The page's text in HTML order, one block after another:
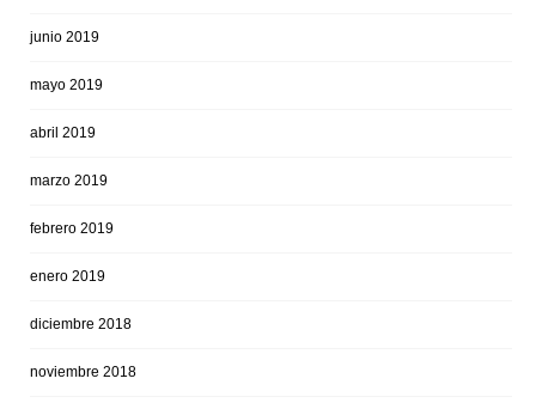
junio 2019
mayo 2019
abril 2019
marzo 2019
febrero 2019
enero 2019
diciembre 2018
noviembre 2018